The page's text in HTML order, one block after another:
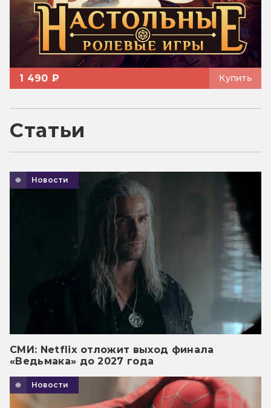
1 490 ₽ Купить
Статьи
Новости
СМИ: Netflix отложит выход финала
«Ведьмака» до 2027 года
Новости